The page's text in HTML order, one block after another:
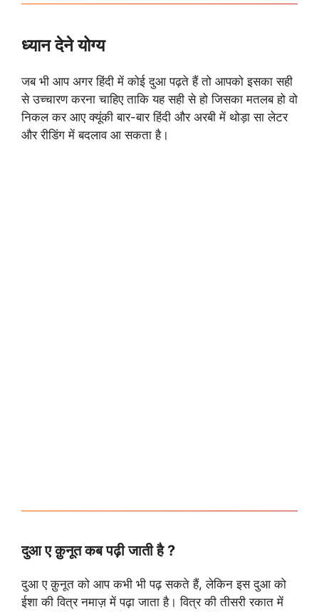
ध्यान देने योग्य
जब भी आप अगर हिंदी में कोई दुआ पढ़ते हैं तो आपको इसका सही
से उच्चारण करना चाहिए ताकि यह सही से हो जिसका मतलब हो वो
निकल कर आए क्यूंकी बार-बार हिंदी और अरबी में थोड़ा सा लेटर
और रीडिंग में बदलाव आ सकता है।
दुआ ए क़ुनूत कब पढ़ी जाती है ?
दुआ ए क़ुनूत को आप कभी भी पढ़ सकते हैं, लेकिन इस दुआ को
ईशा की वित्र नमाज़ में पढ़ा जाता है। वित्र की तीसरी रकात में